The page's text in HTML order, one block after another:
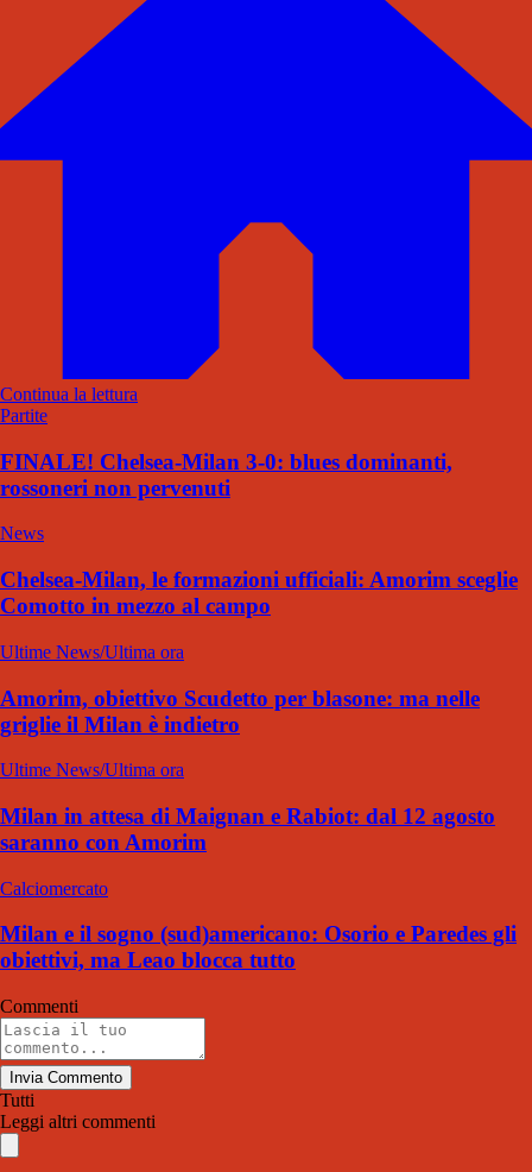
Continua la lettura
Partite
FINALE! Chelsea-Milan 3-0: blues dominanti,
rossoneri non pervenuti
News
Chelsea-Milan, le formazioni ufficiali: Amorim sceglie
Comotto in mezzo al campo
Ultime News/Ultima ora
Amorim, obiettivo Scudetto per blasone: ma nelle
griglie il Milan è indietro
Ultime News/Ultima ora
Milan in attesa di Maignan e Rabiot: dal 12 agosto
saranno con Amorim
Calciomercato
Milan e il sogno (sud)americano: Osorio e Paredes gli
obiettivi, ma Leao blocca tutto
Commenti
Invia Commento
Tutti
Leggi altri commenti